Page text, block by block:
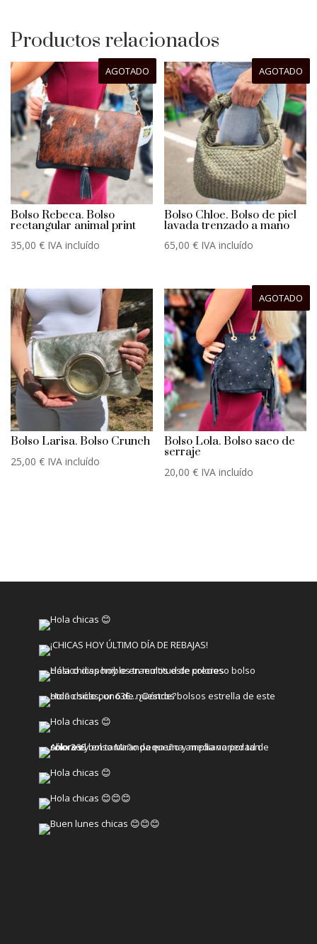
Productos relacionados
AGOTADO
Bolso Rebeca. Bolso
rectangular animal print
35,00 € IVA incluído
AGOTADO
Bolso Chloe. Bolso de piel
lavada trenzado a mano
65,00€ IVA incluído
Bolso Larisa. Bolso Crunch
25,00 € IVA incluído
AGOTADO
Bolso Lola. Bolso saco de
serraje
20,00€ IVA incluído